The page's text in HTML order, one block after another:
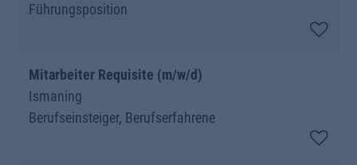
Führungsposition
Mitarbeiter Requisite (m/w/d)
Ismaning
Berufseinsteiger, Berufserfahrene